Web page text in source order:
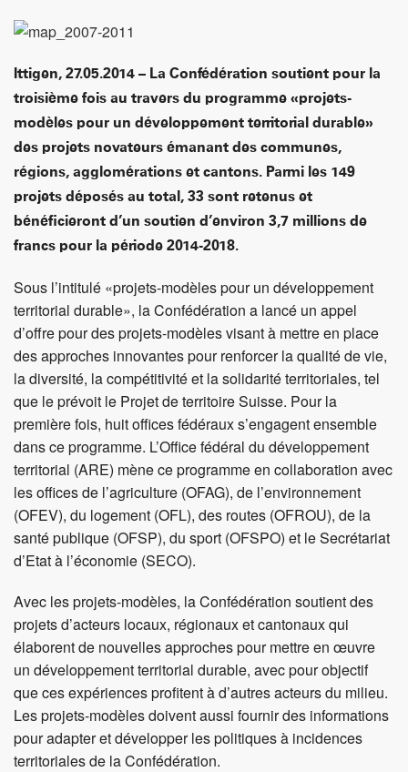
Ittigen, 27.05.2014 – La Confédération soutient pour la
troisième fois au travers du programme «projets-
modèles pour un développement territorial durable»
des projets novateurs émanant des communes,
régions, agglomérations et cantons. Parmi les 149
projets déposés au total, 33 sont retenus et
bénéficieront d’un soutien d’environ 3,7 millions de
francs pour la période 2014-2018.
Sous l’intitulé «projets-modèles pour un développement
territorial durable», la Confédération a lancé un appel
d’offre pour des projets-modèles visant à mettre en place
des approches innovantes pour renforcer la qualité de vie,
la diversité, la compétitivité et la solidarité territoriales, tel
que le prévoit le Projet de territoire Suisse. Pour la
première fois, huit offices fédéraux s’engagent ensemble
dans ce programme. L’Office fédéral du développement
territorial (ARE) mène ce programme en collaboration avec
les offices de l’agriculture (OFAG), de l’environnement
(OFEV), du logement (OFL), des routes (OFROU), de la
santé publique (OFSP), du sport (OFSPO) et le Secrétariat
d’Etat à l’économie (SECO).
Avec les projets-modèles, la Confédération soutient des
projets d’acteurs locaux, régionaux et cantonaux qui
élaborent de nouvelles approches pour mettre en œuvre
un développement territorial durable, avec pour objectif
que ces expériences profitent à d’autres acteurs du milieu.
Les projets-modèles doivent aussi fournir des informations
pour adapter et développer les politiques à incidences
territoriales de la Confédération.